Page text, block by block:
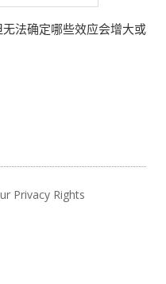
法确定哪些效应会增大或
Privacy Rights